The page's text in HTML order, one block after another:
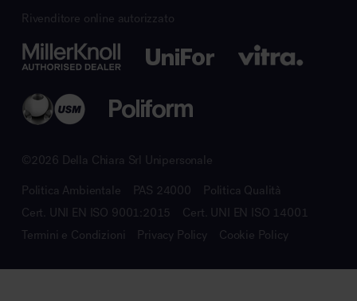
Rivenditore online autorizzato
©2026 Della Chiara Srl Unipersonale
Politica Ambientale PAS 24000
Politica Qualità
Cert. UNI EN ISO 9001:2015
Cert. UNI EN ISO 14001
Termini e Condizioni
Privacy Policy Cookie Policy